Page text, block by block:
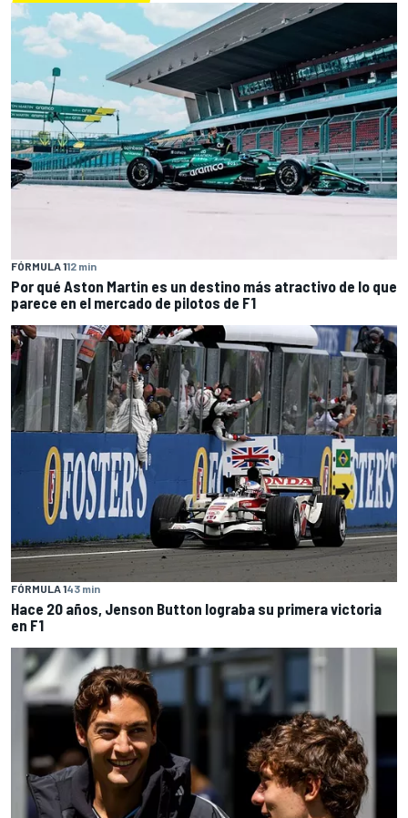
FÓRMULA 112 min
Por qué Aston Martin es un destino más atractivo de lo que
parece en el mercado de pilotos de F1
FÓRMULA 143 min
Hace 20 años, Jenson Button lograba su primera victoria
en F1